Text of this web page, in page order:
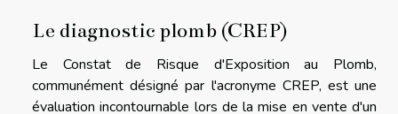
Le diagnostic plomb (CREP)
Le Constat de Risque d'Exposition au Plomb,
communément désigné par l'acronyme CREP, est une
évaluation incontournable lors de la mise en vente d'un